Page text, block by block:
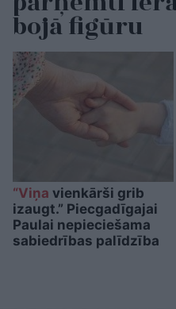
bojā figūru
“Viņa vienkārši grib
izaugt.” Piecgadīgajai
Paulai nepieciešama
sabiedrības palīdzība